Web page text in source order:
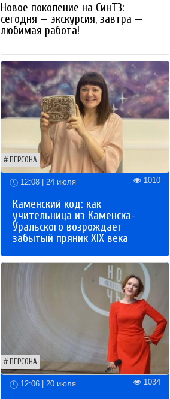
Новое поколение на СинТЗ:
сегодня — экскурсия, завтра —
любимая работа!
ПЕРСОНА
12:08 | 24 июля 1010
Каменский код: как
учительница из Каменска-
Уральского возрождает
забытый пряник XIX века
ПЕРСОНА
12:06 | 20 июля 1034